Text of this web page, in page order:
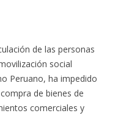
de las personas
social
Peruano, ha impedido
de bienes de
comerciales y